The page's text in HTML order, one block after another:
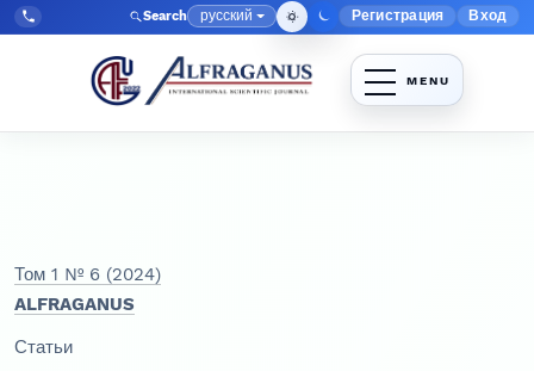
Перейти к главному меню навигации
Перейти к основному контенту
Перейти к нижнему колонтитулу сайта
Tel:
+998903350930 Search Язык
русский Меню
Регистрация Вход
Том 1 № 6 (2024)
ALFRAGANUS
Статьи